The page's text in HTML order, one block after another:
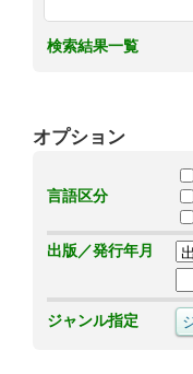
検索結果一覧
オプション
言語区分
出版／発行年月
ジャンル指定